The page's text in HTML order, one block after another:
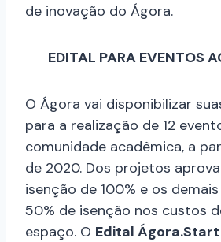
de inovação do Ágora.
EDITAL PARA EVENTOS
O Ágora vai disponibilizar
para a realização de 12
comunidade acadêmica, a
de 2020. Dos projetos
isenção de 100% e os
50% de isenção nos custos
espaço. O Edital